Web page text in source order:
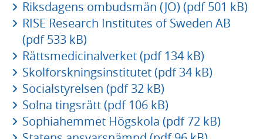
Riksdagens ombudsmän (JO) (pdf 501 kB)
RISE Research Institutes of Sweden AB
(pdf 533 kB)
Rättsmedicinalverket (pdf 134 kB)
Skolforskningsinstitutet (pdf 34 kB)
Socialstyrelsen (pdf 32 kB)
Solna tingsrätt (pdf 106 kB)
Sophiahemmet Högskola (pdf 72 kB)